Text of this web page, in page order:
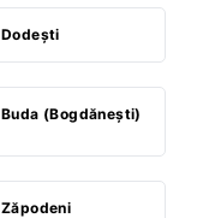
Dodeşti
Buda (Bogdăneşti)
Zăpodeni